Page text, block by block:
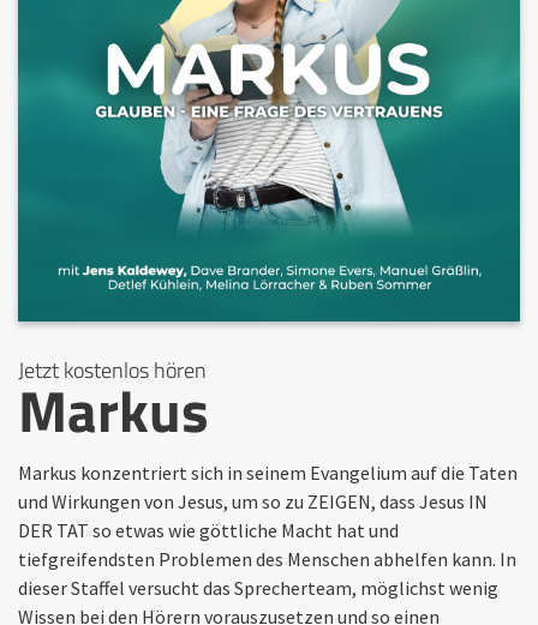
Jetzt kostenlos hören
Markus
Markus konzentriert sich in seinem Evangelium auf die Taten
und Wirkungen von Jesus, um so zu ZEIGEN, dass Jesus IN
DER TAT so etwas wie göttliche Macht hat und
tiefgreifendsten Problemen des Menschen abhelfen kann. In
dieser Staffel versucht das Sprecherteam, möglichst wenig
Wissen bei den Hörern vorauszusetzen und so einen